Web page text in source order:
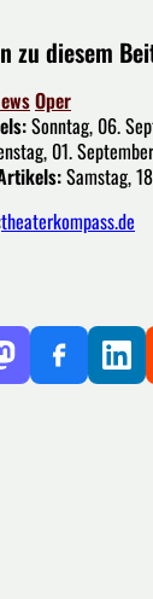
zu diesem
Oper
Sonntag, 06.
01.
Samstag,
theaterkompass.de